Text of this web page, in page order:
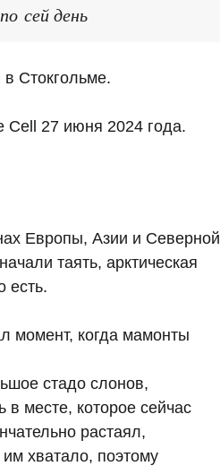
сей день
Стокгольме.
Cell 27 июня 2024 года.
Европы, Азии и Северной
таять, арктическая
есть.
момент, когда мамонты
стадо слонов,
месте, которое сейчас
растаял,
хватало, поэтому